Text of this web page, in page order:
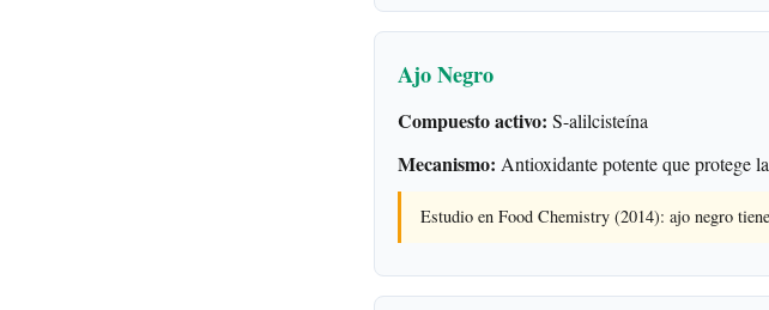
Ajo Negro
Compuesto activo: S-alilcisteína
Mecanismo: Antioxidante potente que protege
Estudio en Food Chemistry (2014): ajo negro